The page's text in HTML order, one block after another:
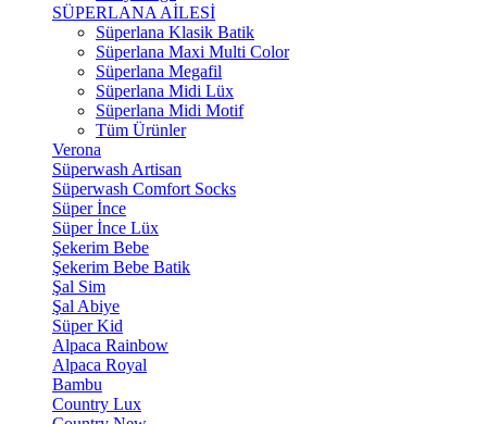
SÜPERLANA AİLESİ
Süperlana Klasik Batik
Süperlana Maxi Multi Color
Süperlana Megafil
Süperlana Midi Lüx
Süperlana Midi Motif
Tüm Ürünler
Verona
Süperwash Artisan
Süperwash Comfort Socks
Süper İnce
Süper İnce Lüx
Şekerim Bebe
Şekerim Bebe Batik
Şal Sim
Şal Abiye
Süper Kid
Alpaca Rainbow
Alpaca Royal
Bambu
Country Lux